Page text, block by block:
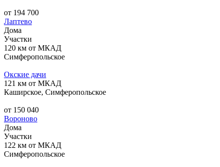
от 194 700
Лаптево
Дома
Участки
120 км от МКАД
Симферопольское
Окские дачи
121 км от МКАД
Каширское, Симферопольское
от 150 040
Вороново
Дома
Участки
122 км от МКАД
Симферопольское